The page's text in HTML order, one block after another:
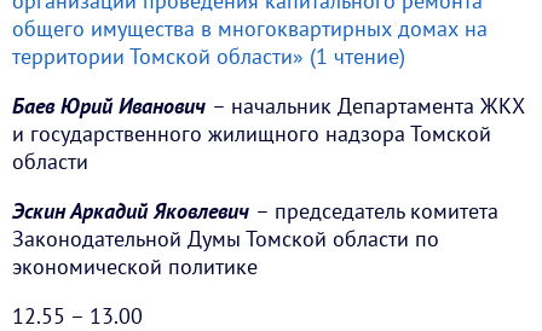
общего имущества в многоквартирных домах на
территории Томской области» (1 чтение)
Баев Юрий Иванович – начальник Департамента ЖКХ
и государственного жилищного надзора Томской
области
Эскин Аркадий Яковлевич – председатель комитета
Законодательной Думы Томской области по
экономической политике
12.55 – 13.00